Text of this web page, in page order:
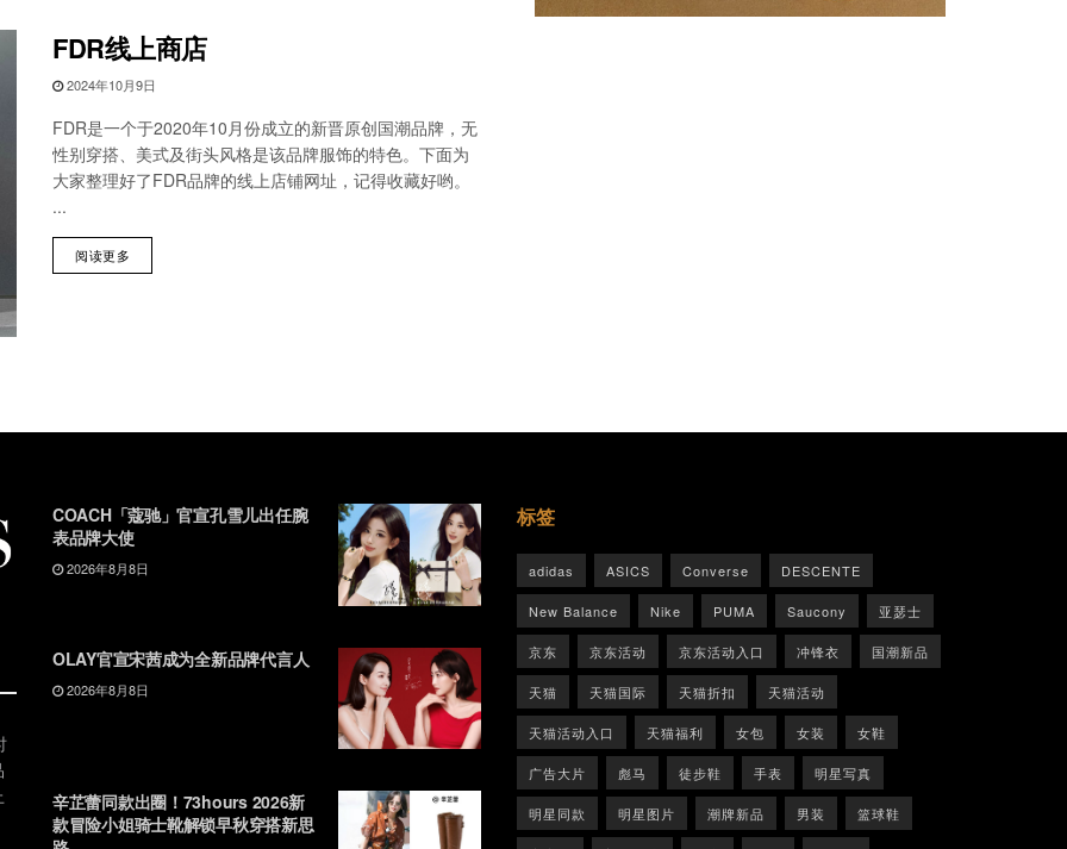
FDR线上商店
2024年10月9日
FDR是一个于2020年10月份成立的新晋原创国潮品牌，无
性别穿搭、美式及街头风格是该品牌服饰的特色。下面为
大家整理好了FDR品牌的线上店铺网址，记得收藏好哟。
...
阅读更多
COACH「蔻驰」官宣孔雪儿出任腕
表品牌大使
2026年8月8日
OLAY官宣宋茜成为全新品牌代言人
2026年8月8日
辛芷蕾同款出圈！73hours 2026新
款冒险小姐骑士靴解锁早秋穿搭新思
标签
adidas ASICS Converse DESCENTE
New Balance Nike PUMA Saucony 亚瑟士
京东 京东活动 京东活动入口 冲锋衣 国潮新品
天猫 天猫国际 天猫折扣 天猫活动
天猫活动入口 天猫福利 女包 女装 女鞋
广告大片 彪马 徒步鞋 手表 明星写真
明星同款 明星图片 潮牌新品 男装 篮球鞋